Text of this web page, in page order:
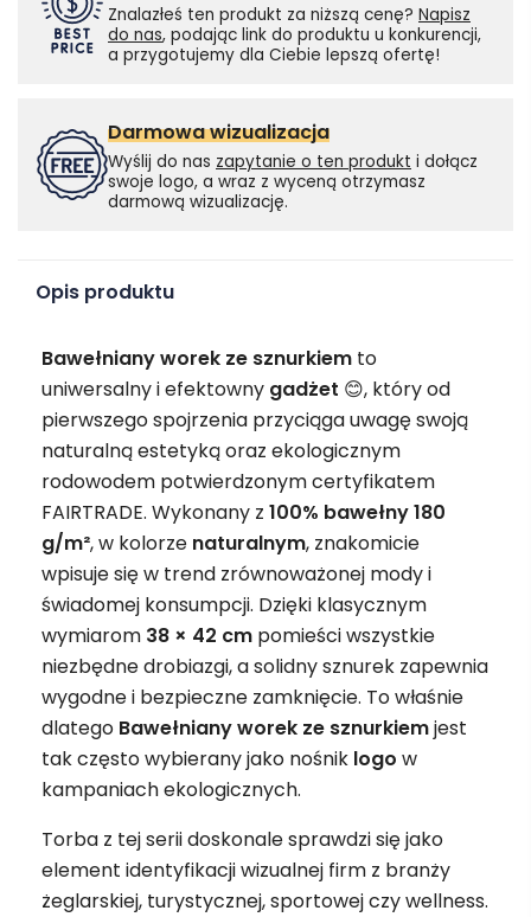
Znalazłeś ten produkt za niższą cenę? Napisz
do nas, podając link do produktu u konkurencji,
a przygotujemy dla Ciebie lepszą ofertę!
Darmowa wizualizacja
Wyślij do nas zapytanie o ten produkt i dołącz
swoje logo, a wraz z wyceną otrzymasz
darmową wizualizację.
Opis produktu
Bawełniany worek ze sznurkiem to
uniwersalny i efektowny gadżet 😊, który od
pierwszego spojrzenia przyciąga uwagę swoją
naturalną estetyką oraz ekologicznym
rodowodem potwierdzonym certyfikatem
FAIRTRADE. Wykonany z 100% bawełny 180
g/m², w kolorze naturalnym, znakomicie
wpisuje się w trend zrównoważonej mody i
świadomej konsumpcji. Dzięki klasycznym
wymiarom 38 × 42 cm pomieści wszystkie
niezbędne drobiazgi, a solidny sznurek zapewnia
wygodne i bezpieczne zamknięcie. To właśnie
dlatego Bawełniany worek ze sznurkiemjest
tak często wybierany jako nośnik logo w
kampaniach ekologicznych.
Torba z tej serii doskonale sprawdzi się jako
element identyfikacji wizualnej firm z branży
żeglarskiej, turystycznej, sportowej czy wellness.